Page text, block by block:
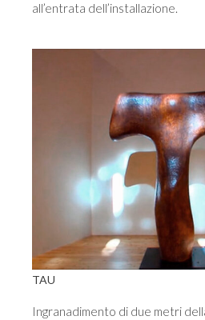
all’entrata dell’installazione.
TAU
Ingranadimento di due metri